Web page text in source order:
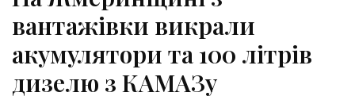
вантажівки викрали
акумулятори та 100 літрів
дизелю з КАМАЗу